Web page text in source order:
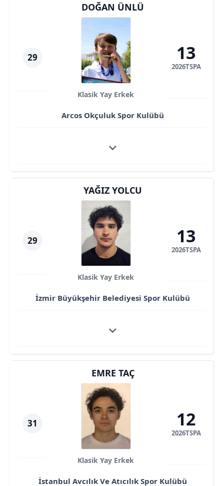
29
DOĞAN ÜNLÜ
Klasik Yay Erkek
Arcos Okçuluk Spor Kulübü
13
2026TSPA
29
YAĞIZ YOLCU
Klasik Yay Erkek
İzmir Büyükşehir Belediyesi Spor Kulübü
13
2026TSPA
31
EMRE TAÇ
Klasik Yay Erkek
İstanbul Avcılık Ve Atıcılık Spor Kulübü
12
2026TSPA